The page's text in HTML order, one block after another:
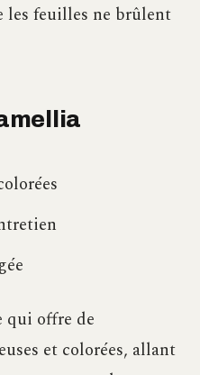
les feuilles ne brûlent
qui offre de
et colorées, allant